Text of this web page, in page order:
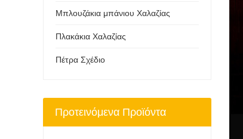
Μπλουζάκια μπάνιου Χαλαζίας
Πλακάκια Χαλαζίας
Πέτρα Σχέδιο
Προτεινόμενα Προϊόντα